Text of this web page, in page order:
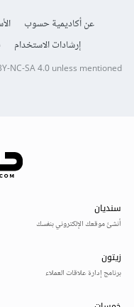
عن أكاديمية حسوب
إرشادات الاستخدام
NC-SA 4.0unless mentioned